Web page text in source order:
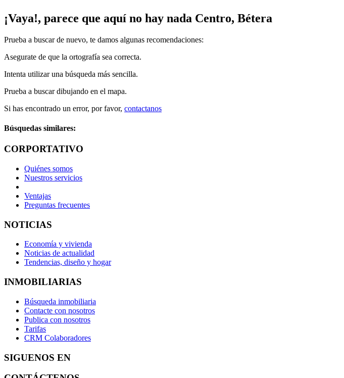
¡Vaya!, parece que aquí no hay nada Centro, Bétera
Prueba a buscar de nuevo, te damos algunas recomendaciones:
Asegurate de que la ortografía sea correcta.
Intenta utilizar una búsqueda más sencilla.
Prueba a buscar dibujando en el mapa.
Si has encontrado un error, por favor, contactanos
Búsquedas similares:
CORPORTATIVO
Quiénes somos
Nuestros servicios
Ventajas
Preguntas frecuentes
NOTICIAS
Economía y vivienda
Noticias de actualidad
Tendencias, diseño y hogar
INMOBILIARIAS
Búsqueda inmobiliaria
Contacte con nosotros
Publica con nosotros
Tarifas
CRM Colaboradores
SIGUENOS EN